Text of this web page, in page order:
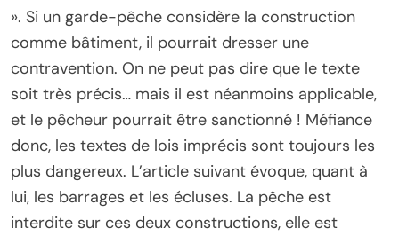
». Si un garde-pêche considère la construction
comme bâtiment, il pourrait dresser une
contravention. On ne peut pas dire que le texte
soit très précis… mais il est néanmoins applicable,
et le pêcheur pourrait être sanctionné ! Méfiance
donc, les textes de lois imprécis sont toujours les
plus dangereux. L’article suivant évoque, quant à
lui, les barrages et les écluses. La pêche est
interdite sur ces deux constructions, elle est